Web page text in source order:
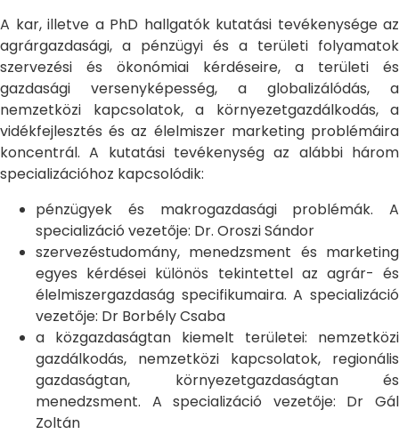
A kar, illetve a PhD hallgatók kutatási tevékenysége az
agrárgazdasági, a pénzügyi és a területi folyamatok
szervezési és ökonómiai kérdéseire, a területi és
gazdasági versenyképesség, a globalizálódás, a
nemzetközi kapcsolatok, a környezetgazdálkodás, a
vidékfejlesztés és az élelmiszer marketing problémáira
koncentrál. A kutatási tevékenység az alábbi három
specializációhoz kapcsolódik:
pénzügyek és makrogazdasági problémák. A
specializáció vezetője: Dr. Oroszi Sándor
szervezéstudomány, menedzsment és marketing
egyes kérdései különös tekintettel az agrár- és
élelmiszergazdaság specifikumaira. A specializáció
vezetője: Dr Borbély Csaba
a közgazdaságtan kiemelt területei: nemzetközi
gazdálkodás, nemzetközi kapcsolatok, regionális
gazdaságtan, környezetgazdaságtan és
menedzsment. A specializáció vezetője: Dr Gál
Zoltán